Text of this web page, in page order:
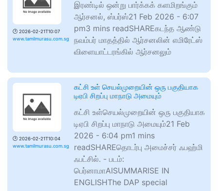
🕑 2026-02-21T10:07
www.tamilmurasu.com.sg
இரண்டில் ஒன்று பார்க்கக் களமிறங்கும்
ஆர்சனல், ஸ்பர்ஸ்21 Feb 2026 - 6:07
pm3 mins readSHAREகடந்த ஆண்டு
நவம்பர் மாதத்தில் ஆர்சனலின் எமிரேட்ஸ்
விளையாட்டரங்கில் ஆர்சனலும்
🕑 2026-02-21T10:04
www.tamilmurasu.com.sg
கட்சி உள் செயல்முறையின் ஒரு பகுதியாக
டிஏபி சிறப்பு மாநாடு அமையும்
கட்சி உள்செயல்முறையின் ஒரு பகுதியாக
டிஏபி சிறப்பு மாநாடு அமையும்21 Feb
2026 - 6:04 pm1 mins
readSHAREதொடர்பு அமைச்சர் ஃபஹ்மி
ஃபட்சில். - படம்:
பெர்னாமாAISUMMARISE IN
ENGLISHThe DAP special